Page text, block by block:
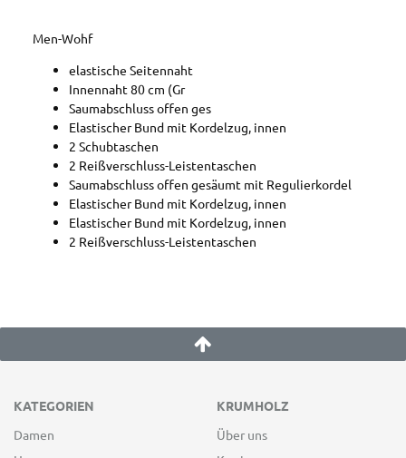
Men-Wohf
elastische Seitennaht
Innennaht 80 cm (Gr
Saumabschluss offen ges
Elastischer Bund mit Kordelzug, innen
2 Schubtaschen
2 Reißverschluss-Leistentaschen
Saumabschluss offen gesäumt mit Regulierkordel
Elastischer Bund mit Kordelzug, innen
Elastischer Bund mit Kordelzug, innen
2 Reißverschluss-Leistentaschen
KATEGORIEN
Damen
KRUMHOLZ
Über uns